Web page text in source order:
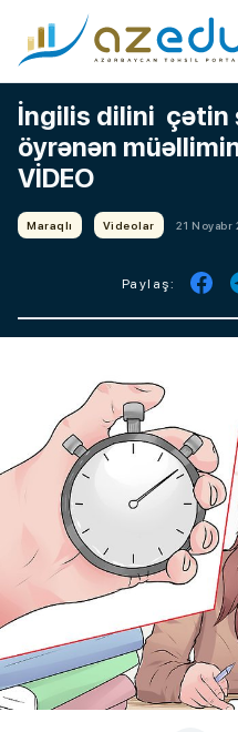
İngilis dilini çətin
öyrənən
VİDEO
Maraqlı Videolar 21 Noyabr
Paylaş: